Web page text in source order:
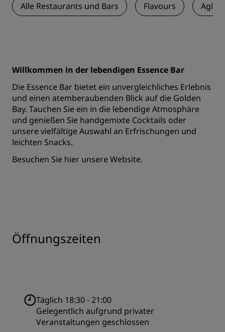
Alle Restaurants und Bars Flavours
Willkommen in der lebendigen Essence Bar
Die Essence Bar bietet ein unvergleichliches Erlebnis
und einen atemberaubenden Blick auf die Golden
Bay. Tauchen Sie ein in die lebendige Atmosphäre
und genießen Sie handgemixte Cocktails oder
unsere vielfältige Auswahl an Erfrischungen und
leichten Snacks.
Besuchen Sie hier unsere Website.
Öffnungszeiten
Täglich 18:30 - 21:00
Gelegentlich aufgrund privater
Veranstaltungen geschlossen